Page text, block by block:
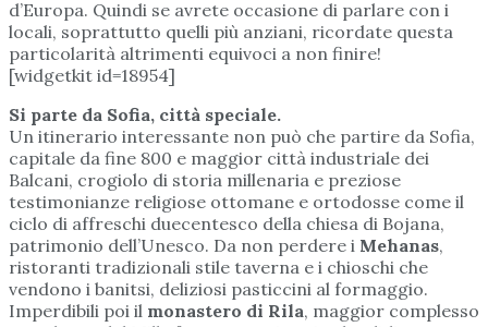
d’Europa. Quindi se avrete occasione di parlare con i
locali, soprattutto quelli più anziani, ricordate questa
particolarità altrimenti equivoci a non finire!
[widgetkit id=18954]
Si parte da Sofia, città speciale.
Un itinerario interessante non può che partire da Sofia,
capitale da fine 800 e maggior città industriale dei
Balcani, crogiolo di storia millenaria e preziose
testimonianze religiose ottomane e ortodosse come il
ciclo di affreschi duecentesco della chiesa di Bojana,
patrimonio dell’Unesco. Da non perdere i Mehanas,
ristoranti tradizionali stile taverna e i chioschi che
vendono i banitsi, deliziosi pasticcini al formaggio.
Imperdibili poi il monastero di Rila, maggior complesso